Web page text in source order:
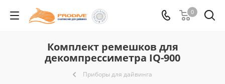
0
Комплект ремешков для
декомпрессиметра IQ-900
Приборы для дайвинга